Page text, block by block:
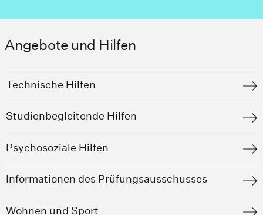
Angebote und Hilfen
Technische Hilfen
Studienbegleitende Hilfen
Psychosoziale Hilfen
Informationen des Prüfungsausschusses
Wohnen und Sport